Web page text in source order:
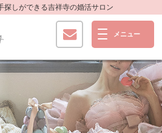
探しができる吉祥寺の婚活サロン